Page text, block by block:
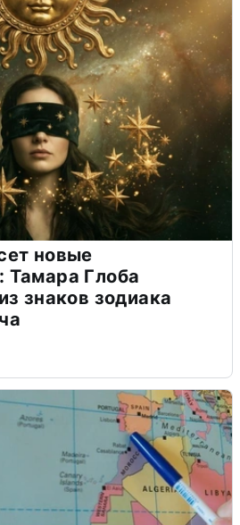
новые
Тамара Глоба
знаков зодиака